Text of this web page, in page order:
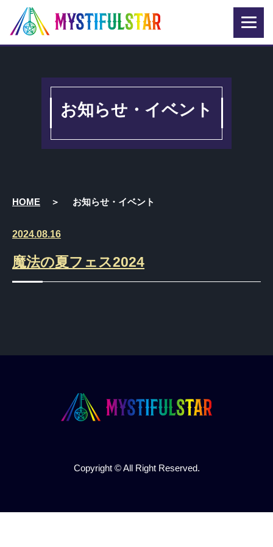
お知らせ・イベント
HOME お知らせ・イベント
2024.08.16
魔法の夏フェス2024
Copyright © All Right Reserved.